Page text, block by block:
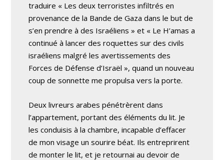
traduire « Les deux terroristes infiltrés en
provenance de la Bande de Gaza dans le but de
s’en prendre à des Israéliens » et « Le H’amas a
continué à lancer des roquettes sur des civils
israéliens malgré les avertissements des
Forces de Défense d’Israël », quand un nouveau
coup de sonnette me propulsa vers la porte.
Deux livreurs arabes pénétrèrent dans
l’appartement, portant des éléments du lit. Je
les conduisis à la chambre, incapable d’effacer
de mon visage un sourire béat. Ils entreprirent
de monter le lit, et je retournai au devoir de